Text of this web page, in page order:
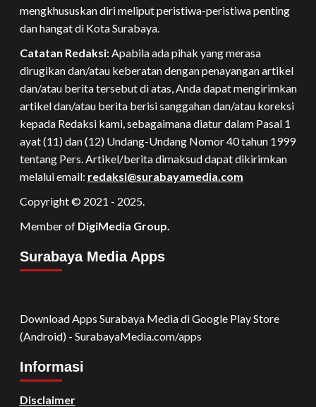
mengkhususkan diri meliput peristiwa-peristiwa penting
dan hangat di Kota Surabaya.
Catatan Redaksi:Apabila ada pihak yang merasa
dirugikan dan/atau keberatan dengan penayangan artikel
dan/atau berita tersebut di atas, Anda dapat mengirimkan
artikel dan/atau berita berisi sanggahan dan/atau koreksi
kepada Redaksi kami, sebagaimana diatur dalam Pasal 1
ayat (11) dan (12) Undang-Undang Nomor 40 tahun 1999
tentang Pers. Artikel/berita dimaksud dapat dikirimkan
melalui email: redaksi@surabayamedia.com
Copyright © 2021 - 2025.
Member of DigiMedia Group.
Surabaya Media Apps
Download Apps Surabaya Media di Google Play Store
(Android) - SurabayaMedia.com/apps
Informasi
Disclaimer